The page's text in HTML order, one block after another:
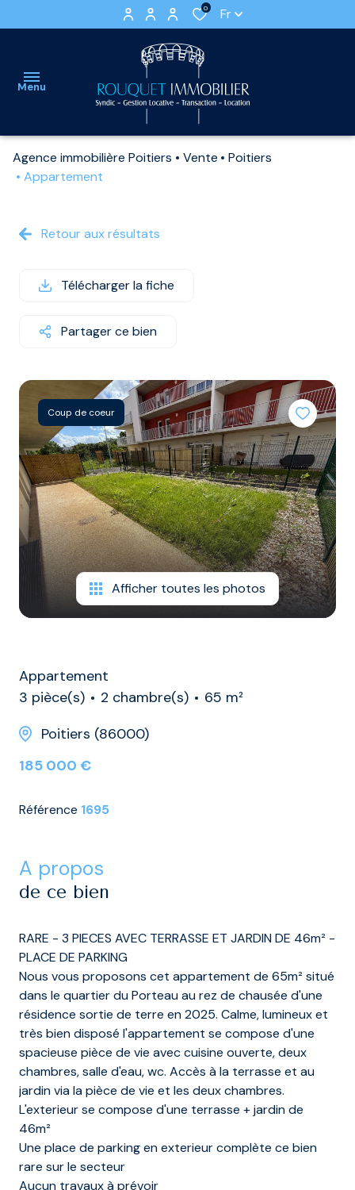
0 Fr
Menu
accueil
IMMEUBLE
RAPPORT
TERRAINS
GARAGES
ET
PARKINGS
DIVERS
nos
VIDES
LOCATIONS
STATIONNEMENTS
estimation
syndic
contact
Agence immobilière Poitiers Vente
Poitiers
Appartement
Retour aux résultats
Télécharger la fiche
Partager ce bien
Coup de coeur
Afficher toutes les photos
Appartement
3 pièce(s)
2 chambre(s)
65 m²
Poitiers (86000)
185 000 €
Référence 1695
a propos
de ce bien
RARE - 3 PIECES AVEC TERRASSE ET JARDIN DE 46m² -
PLACE DE PARKING
Nous vous proposons cet appartement de 65m² situé
dans le quartier du Porteau au rez de chausée d'une
résidence sortie de terre en 2025. Calme, lumineux et
très bien disposé l'appartement se compose d'une
spacieuse pièce de vie avec cuisine ouverte, deux
chambres, salle d'eau, wc. Accès à la terrasse et au
jardin via la pièce de vie et les deux chambres.
L'exterieur se compose d'une terrasse + jardin de
46m²
Une place de parking en exterieur complète ce bien
rare sur le secteur
Aucun travaux à prévoir